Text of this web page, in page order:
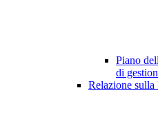
Piano
di
Relazione sulla